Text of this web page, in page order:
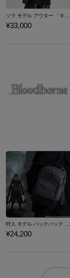
¥33,000
狩人 モデル バックパック Bloodborne
¥24,200